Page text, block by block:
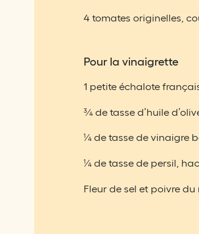
4 tomates originelles,
Pour la vinaigrette
1 petite échalote
¾ de tasse d’huile
¼ de tasse de vinaigre
¼ de tasse de persil,
Fleur de sel et poivre